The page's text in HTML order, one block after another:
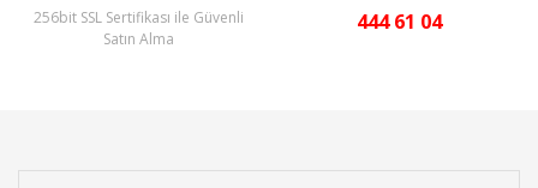
256bit SSL Sertifikası ile Güvenli
Satın Alma
444 61 04